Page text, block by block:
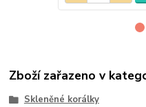
Zboží zařazeno v
Skleněné korálky